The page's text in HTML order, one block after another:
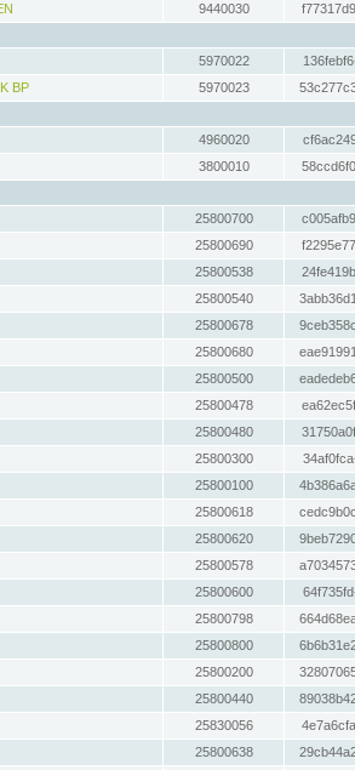
9440030
5970022
BP
5970023
4960020
3800010
25800700
25800690
25800538
25800540
25800678
25800680
25800500
25800478
25800480
25800300
25800100
25800618
25800620
25800578
25800600
25800798
25800800
25800200
25800440
25830056
25800638